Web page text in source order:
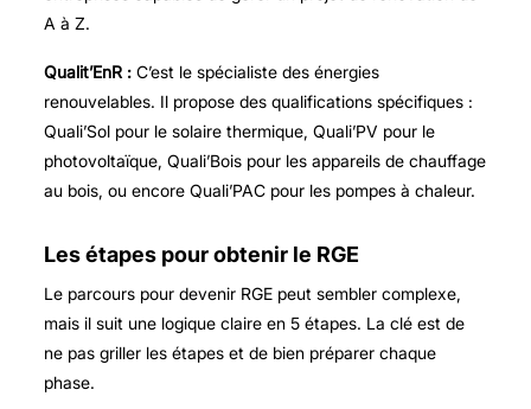
A à Z.
Qualit’EnR :C’est le spécialiste des énergies
renouvelables. Il propose des qualifications spécifiques :
Quali’Sol pour le solaire thermique, Quali’PV pour le
photovoltaïque, Quali’Bois pour les appareils de chauffage
au bois, ou encore Quali’PAC pour les pompes à chaleur.
Les étapes pour obtenir le RGE
Le parcours pour devenir RGE peut sembler complexe,
mais il suit une logique claire en 5 étapes. La clé est de
ne pas griller les étapes et de bien préparer chaque
phase.